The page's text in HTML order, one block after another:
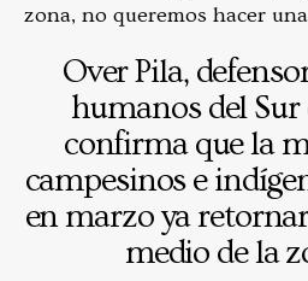
zona, no queremos hacer una
Over Pila,
humanos del Sur
confirma que la
campesinos e
en marzo ya
medio de la